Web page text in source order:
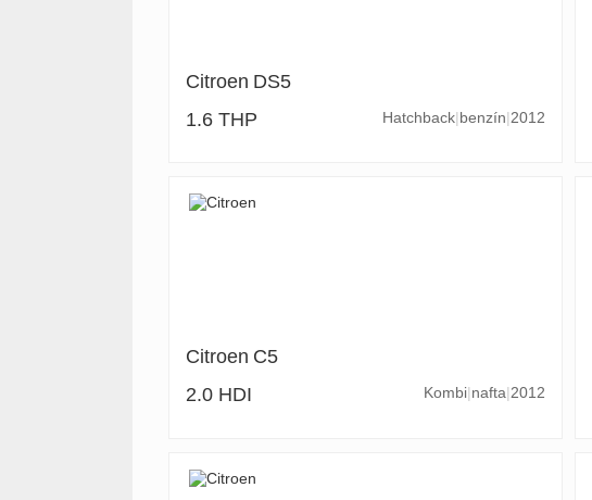
Citroen DS5
2012
1.6 THP benzín
Hatchback
Citroen C5
2012
2.0 HDI nafta
Kombi